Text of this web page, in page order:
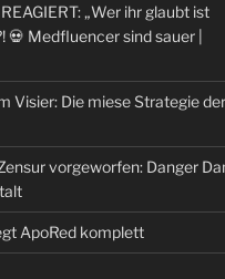
„Wer ihr glaubt ist
💀 Medfluencer sind sauer |
Visier: Die miese Strategie der
vorgeworfen: Danger
ApoRed komplett